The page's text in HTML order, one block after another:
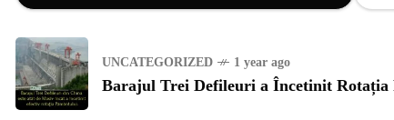
UNCATEGORIZED 1 year ago
Barajul Trei Defileuri a Încetinit Rotația